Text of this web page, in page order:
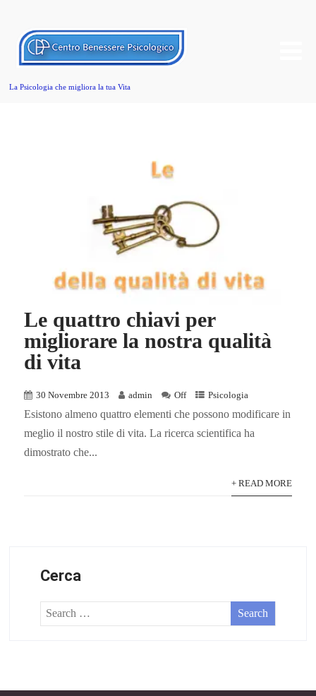
La Psicologia che migliora la tua Vita
Le quattro chiavi per
migliorare la nostra qualità
di vita
30 Novembre 2013 admin Off Psicologia
Esistono almeno quattro elementi che possono modificare in
meglio il nostro stile di vita. La ricerca scientifica ha
dimostrato che...
+ READ MORE
Cerca